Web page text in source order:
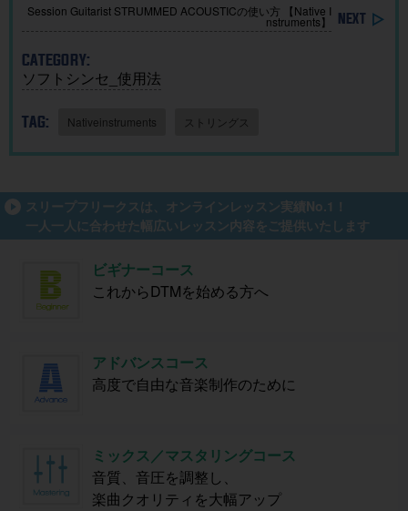
Session Guitarist STRUMMED ACOUSTICの使い方 【Native I
nstruments】
CATEGORY:
ソフトシンセ_使用法
TAG: Nativeinstruments ストリングス
スリープフリークスは、オンラインレッスン実績No.1！
一人一人に合わせた幅広いレッスン内容をご提供いたします
ビギナーコース
これからDTMを始める方へ
アドバンスコース
高度で自由な音楽制作のために
ミックス／マスタリングコース
音質、音圧を調整し、
楽曲クオリティを大幅アップ